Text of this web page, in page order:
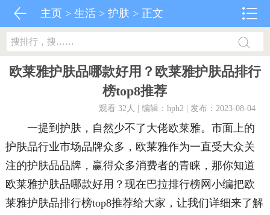
主页 >生活 >护肤 > 正文
欧莱雅护肤品哪款好用？欧莱雅护肤品排行
榜top8推荐
观看 32人 | 编辑：hph2 | 发布：2023-08-04
一提到护肤，自然少不了大佬欧莱雅。市面上的
护肤品行业市场品牌众多，欧莱雅作为一直受大众关
注的护肤品品牌，赢得众多消费者的青睐，那你知道
欧莱雅护肤品哪款好用？现在巴拉排行榜网小编把欧
莱雅护肤品排行榜top8推荐给大家，让我们详细来了解